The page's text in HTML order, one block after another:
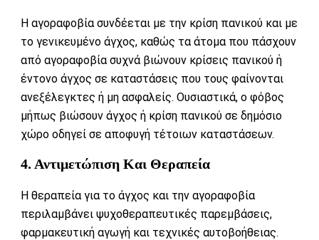
Η αγοραφοβία συνδέεται με την κρίση πανικού και με
το γενικευμένο άγχος, καθώς τα άτομα που πάσχουν
από αγοραφοβία συχνά βιώνουν κρίσεις πανικού ή
έντονο άγχος σε καταστάσεις που τους φαίνονται
ανεξέλεγκτες ή μη ασφαλείς. Ουσιαστικά, ο φόβος
μήπως βιώσουν άγχος ή κρίση πανικού σε δημόσιο
χώρο οδηγεί σε αποφυγή τέτοιων καταστάσεων.
4. Αντιμετώπιση Και Θεραπεία
Η θεραπεία για το άγχος και την αγοραφοβία
περιλαμβάνει ψυχοθεραπευτικές παρεμβάσεις,
φαρμακευτική αγωγή και τεχνικές αυτοβοήθειας.